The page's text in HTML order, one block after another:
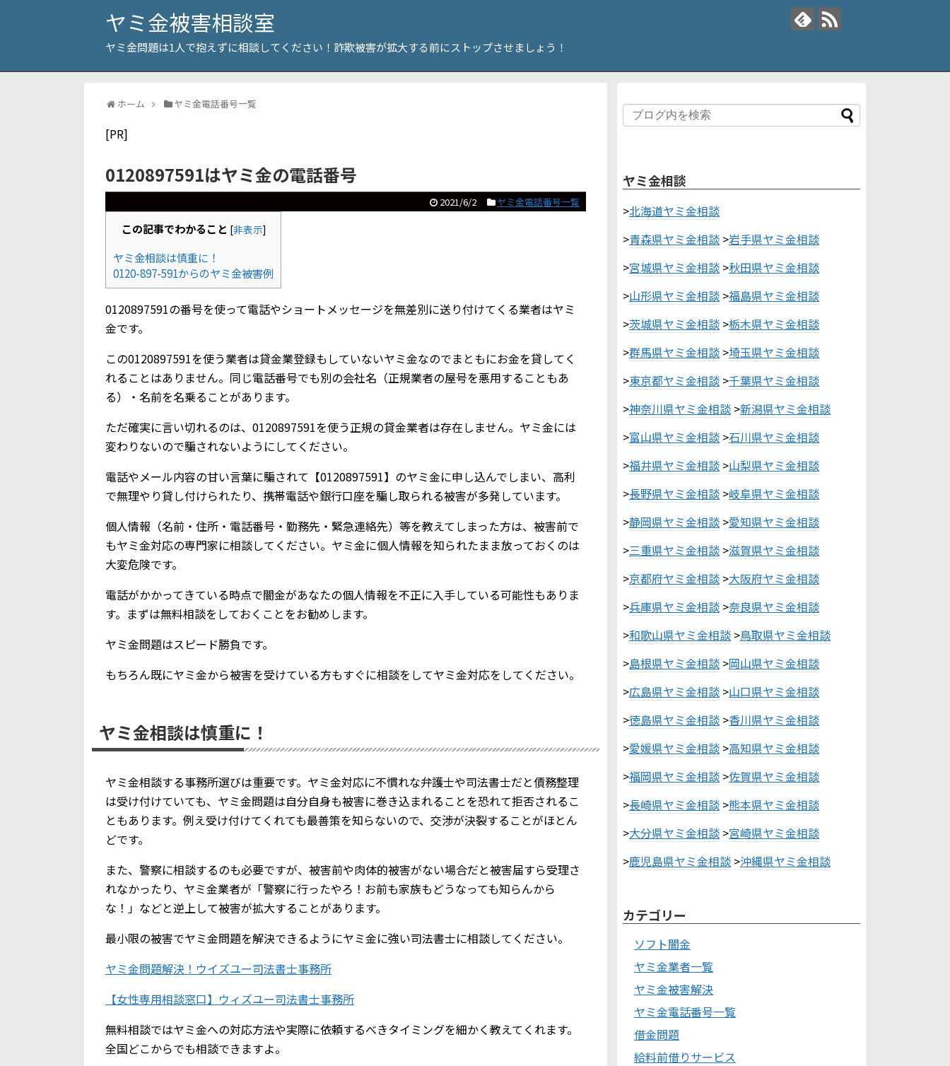
ヤミ金被害相談室
ヤミ金問題は1人で抱えずに相談してください！詐欺被害が拡大する前にストップさせましょう！
ホーム ヤミ金電話番号一覧
[PR]
0120897591はヤミ金の電話番号
2021/6/2 ヤミ金電話番号一覧
この記事でわかること [非表示]
ヤミ金相談は慎重に！
0120-897-591からのヤミ金被害例
0120897591の番号を使って電話やショートメッセージを無差別に送り付けてくる業者はヤミ
金です。
この0120897591を使う業者は貸金業登録もしていないヤミ金なのでまともにお金を貸してく
れることはありません。同じ電話番号でも別の会社名（正規業者の屋号を悪用することもあ
る）・名前を名乗ることがあります。
ただ確実に言い切れるのは、0120897591を使う正規の貸金業者は存在しません。ヤミ金には
変わりないので騙されないようにしてください。
電話やメール内容の甘い言葉に騙されて【0120897591】のヤミ金に申し込んでしまい、高利
で無理やり貸し付けられたり、携帯電話や銀行口座を騙し取られる被害が多発しています。
個人情報（名前・住所・電話番号・勤務先・緊急連絡先）等を教えてしまった方は、被害前で
もヤミ金対応の専門家に相談してください。ヤミ金に個人情報を知られたまま放っておくのは
大変危険です。
電話がかかってきている時点で闇金があなたの個人情報を不正に入手している可能性もありま
す。まずは無料相談をしておくことをお勧めします。
ヤミ金問題はスピード勝負です。
もちろん既にヤミ金から被害を受けている方もすぐに相談をしてヤミ金対応をしてください。
ヤミ金相談は慎重に！
ヤミ金相談する事務所選びは重要です。ヤミ金対応に不慣れな弁護士や司法書士だと債務整理
は受け付けていても、ヤミ金問題は自分自身も被害に巻き込まれることを恐れて拒否されるこ
ともあります。例え受け付けてくれても最善策を知らないので、交渉が決裂することがほとん
どです。
また、警察に相談するのも必要ですが、被害前や肉体的被害がない場合だと被害届すら受理さ
れなかったり、ヤミ金業者が「警察に行ったやろ！お前も家族もどうなっても知らんから
な！」などと逆上して被害が拡大することがあります。
最小限の被害でヤミ金問題を解決できるようにヤミ金に強い司法書士に相談してください。
ヤミ金問題解決！ウイズユー司法書士事務所
【女性専用相談窓口】ウィズユー司法書士事務所
無料相談ではヤミ金への対応方法や実際に依頼するべきタイミングを細かく教えてくれます。
全国どこからでも相談できますよ。
ヤミ金相談
>北海道ヤミ金相談
>青森県ヤミ金相談 >岩手県ヤミ金相談
>宮城県ヤミ金相談 >秋田県ヤミ金相談
>山形県ヤミ金相談 >福島県ヤミ金相談
>茨城県ヤミ金相談 >栃木県ヤミ金相談
>群馬県ヤミ金相談 >埼玉県ヤミ金相談
>東京都ヤミ金相談 >千葉県ヤミ金相談
>神奈川県ヤミ金相談 >新潟県ヤミ金相談
>富山県ヤミ金相談 >石川県ヤミ金相談
>福井県ヤミ金相談 >山梨県ヤミ金相談
>長野県ヤミ金相談 >岐阜県ヤミ金相談
>静岡県ヤミ金相談 >愛知県ヤミ金相談
>三重県ヤミ金相談 >滋賀県ヤミ金相談
>京都府ヤミ金相談 >大阪府ヤミ金相談
>兵庫県ヤミ金相談 >奈良県ヤミ金相談
>和歌山県ヤミ金相談 >鳥取県ヤミ金相談
>島根県ヤミ金相談 >岡山県ヤミ金相談
>広島県ヤミ金相談 >山口県ヤミ金相談
>徳島県ヤミ金相談 >香川県ヤミ金相談
>愛媛県ヤミ金相談 >高知県ヤミ金相談
>福岡県ヤミ金相談 >佐賀県ヤミ金相談
>長崎県ヤミ金相談 >熊本県ヤミ金相談
>大分県ヤミ金相談 >宮崎県ヤミ金相談
>鹿児島県ヤミ金相談 >沖縄県ヤミ金相談
カテゴリー
ソフト闇金
ヤミ金業者一覧
ヤミ金被害解決
ヤミ金電話番号一覧
借金問題
給料前借りサービス